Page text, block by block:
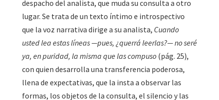
despacho del analista, que muda su consulta a otro
lugar. Se trata de un texto íntimo e introspectivo
que la voz narrativa dirige a su analista, Cuando
usted lea estas líneas —pues, ¿querrá leerlas?— no seré
ya, en puridad, la misma que las compuso(pág. 25),
con quien desarrolla una transferencia poderosa,
llena de expectativas, que la insta a observar las
formas, los objetos de la consulta, el silencio y las